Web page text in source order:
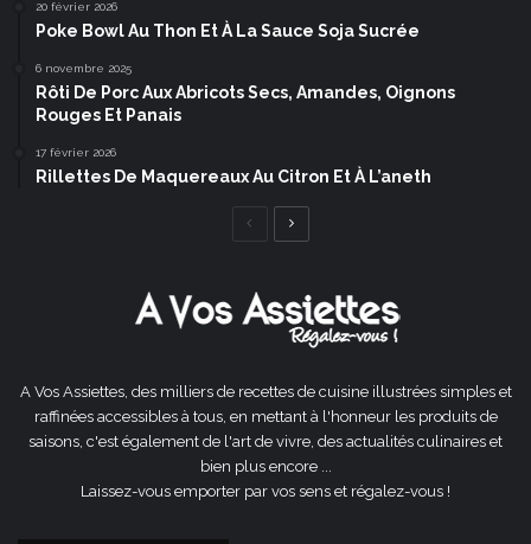
20 février 2026
Poke Bowl Au Thon Et À La Sauce Soja Sucrée
6 novembre 2025
Rôti De Porc Aux Abricots Secs, Amandes, Oignons
Rouges Et Panais
17 février 2026
Rillettes De Maquereaux Au Citron Et À L’aneth
Page
A Vos Assiettes, des milliers de recettes de cuisine illustrées simples et
raffinées accessibles à tous, en mettant à l'honneur les produits de
saisons, c'est également de l'art de vivre, des actualités culinaires et
bien plus encore ...
Laissez-vous emporter par vos sens et régalez-vous !